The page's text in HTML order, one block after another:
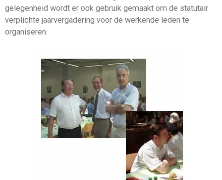
gelegenheid wordt er ook gebruik gemaakt om de statutair
verplichte jaarvergadering voor de werkende leden te
organiseren.